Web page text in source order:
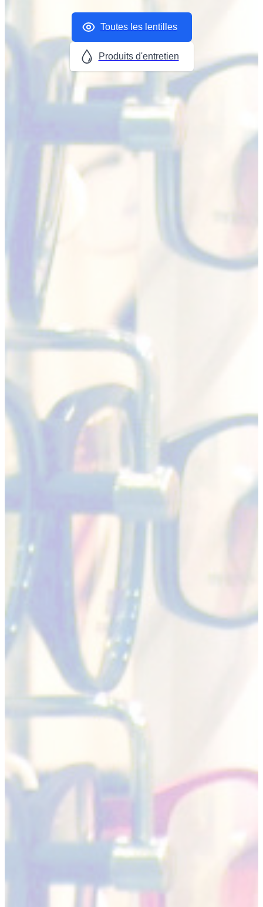
Toutes les lentilles
Produits d'entretien